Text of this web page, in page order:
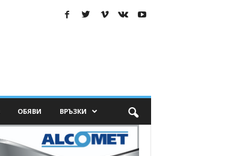
ОБЯВИ ВРЪЗКИ